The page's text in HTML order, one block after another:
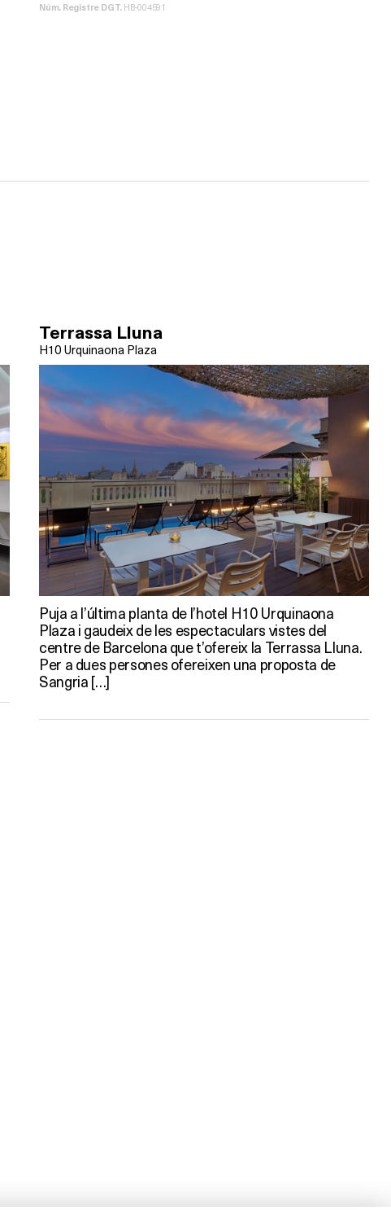
Núm. Registre DGT. HB-004591
Terrassa Lluna
H10 Urquinaona Plaza
Puja a l’última planta de l’hotel H10 Urquinaona
Plaza i gaudeix de les espectaculars vistes del
centre de Barcelona que t’ofereix la Terrassa Lluna.
Per a dues persones ofereixen una proposta de
Sangria […]